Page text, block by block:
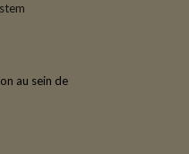
au sein de